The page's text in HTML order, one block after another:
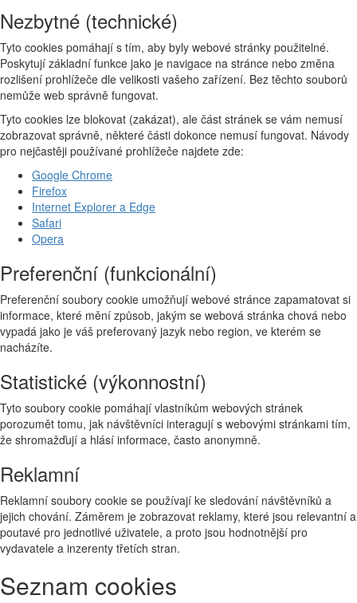
Nezbytné (technické)
Tyto cookies pomáhají s tím, aby byly webové stránky použitelné.
Poskytují základní funkce jako je navigace na stránce nebo změna
rozlišení prohlížeče dle velikosti vašeho zařízení. Bez těchto souborů
nemůže web správně fungovat.
Tyto cookies lze blokovat (zakázat), ale část stránek se vám nemusí
zobrazovat správně, některé části dokonce nemusí fungovat. Návody
pro nejčastěji používané prohlížeče najdete zde:
Google Chrome
Firefox
Internet Explorer a Edge
Safari
Opera
Preferenční (funkcionální)
Preferenční soubory cookie umožňují webové stránce zapamatovat si
informace, které mění způsob, jakým se webová stránka chová nebo
vypadá jako je váš preferovaný jazyk nebo region, ve kterém se
nacházíte.
Statistické (výkonnostní)
Tyto soubory cookie pomáhají vlastníkům webových stránek
porozumět tomu, jak návštěvníci interagují s webovými stránkami tím,
že shromažďují a hlásí informace, často anonymně.
Reklamní
Reklamní soubory cookie se používají ke sledování návštěvníků a
jejich chování. Záměrem je zobrazovat reklamy, které jsou relevantní a
poutavé pro jednotlivé uživatele, a proto jsou hodnotnější pro
vydavatele a inzerenty třetích stran.
Seznam cookies